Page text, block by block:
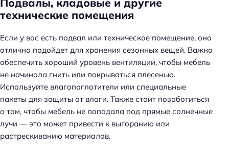
технические помещения
Если у вас есть подвал или техническое помещение, оно
отлично подойдет для хранения сезонных вещей. Важно
обеспечить хороший уровень вентиляции, чтобы мебель
не начинала гнить или покрываться плесенью.
Используйте влагопоглотители или специальные
пакеты для защиты от влаги. Также стоит позаботиться
о том, чтобы мебель не попадала под прямые солнечные
лучи — это может привести к выгоранию или
растрескиванию материалов.